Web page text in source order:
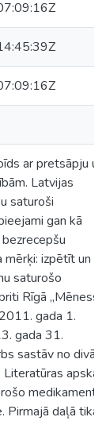
ar pretsāpju un
Latvijas
saturoši
gan kā
mērķi: izpētīt un
saturošo
Rīgā „Mēness
gada 1.
gada 31.
sastāv no divām
medikamentu
Pirmajā daļā tika